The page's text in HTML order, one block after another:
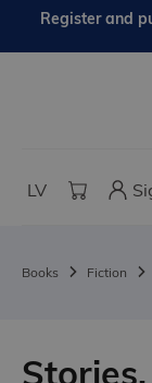
Register and
LV
Books Fiction
Stories.